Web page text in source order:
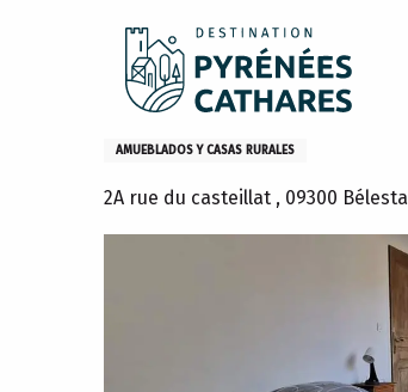
Inicio Permanezca en
le Gite de Melly
AMUEBLADOS Y CASAS RURALES
2A rue du casteillat , 09300 Bélesta